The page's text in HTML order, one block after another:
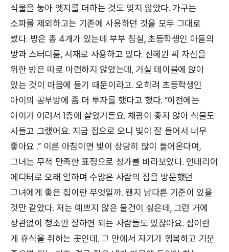
식물을 놓아 엣지를 더하는 것도 잊지 않았다. 가구는
소파를 제외하고는 기존에 사용하던 것을 모두 그대로
썼다. 방은 총 4개가 있는데 부부 침실, 초등학생인 아들의
방과 스터디룸, 서재로 사용하고 있다. 신혜원 씨 자신을
위한 방은 따로 마련하지 않았는데, 거실 테이블에 앉아
있는 것이 마음에 들기 때문이라고. 오히려 초등학생인
아이의 공부방에 좀 더 투자를 했다고 했다. “이전에는
아이가 어려서 1층에 살았거든요. 채광이 좋지 않아 식물도
시들고 그랬어요. 지금 집으로 오니 빛이 잘 들어서 너무
좋아요 .” 이른 아침이면 빛이 상당히 많이 들어온다며,
그녀는 무척 만족한 표정으로 창가를 바라보았다. 인테리어
에디터로 오래 일하며 수많은 사람의 집을 방문했던
그녀에게 좋은 집이란 무엇일까. 왠지 남다른 기준이 있을
것만 같았다. 저는 예쁘지 않은 물건이 싫은데, 그런 거에
상관없이 청소만 잘하면 되는 사람들도 있잖아요. 집이란
게 휴식을 취하는 곳인데. 그 안에서 자기가 행복하고 기분